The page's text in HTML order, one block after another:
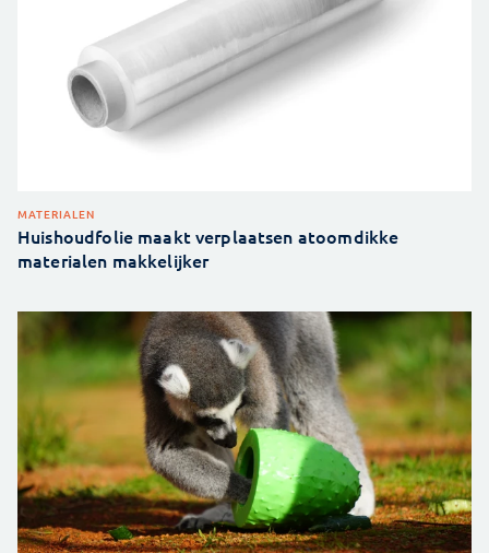
MATERIALEN
Huishoudfolie maakt verplaatsen atoomdikke
materialen makkelijker